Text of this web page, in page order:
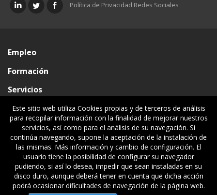
Política de Privacidad Redes Sociales
Empleo
Formación
Servicios
Conócenos
Visado de documentos
Ventanilla única
Políticas legales
© Gipuzkoako Industri Ingeniariaren Elkargo Ofiziala - Colegio
Este sitio web utiliza Cookies propias y de terceros de análisis
para recopilar información con la finalidad de mejorar nuestros
servicios, así como para el análisis de su navegación. Si
continúa navegando, supone la aceptación de la instalación de
las mismas. Más información y cambio de configuración. El
usuario tiene la posibilidad de configurar su navegador
pudiendo, si así lo desea, impedir que sean instaladas en su
disco duro, aunque deberá tener en cuenta que dicha acción
podrá ocasionar dificultades de navegación de la página web.